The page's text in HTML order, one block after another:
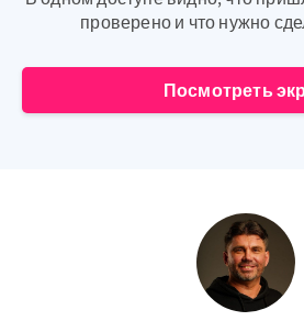
проверено и что нужно
Посмотреть